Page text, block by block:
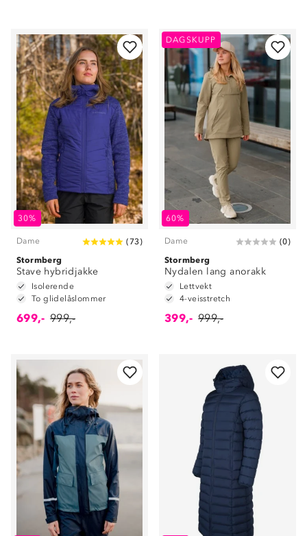
30%
Dame (73)
Stormberg
Stave hybridjakke
Isolerende
To glidelåslommer
699,- 999,-
DAGSKUPP
60%
Dame (0)
Stormberg
Nydalen lang anorakk
Lettvekt
4-veisstretch
399,- 999,-